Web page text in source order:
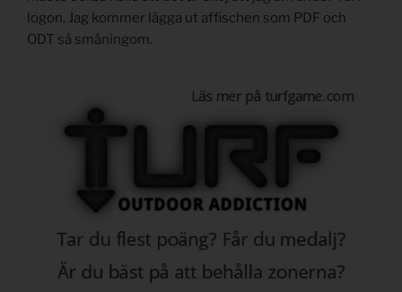
logon. Jag kommer lägga ut affischen som PDF och
ODT så småningom.